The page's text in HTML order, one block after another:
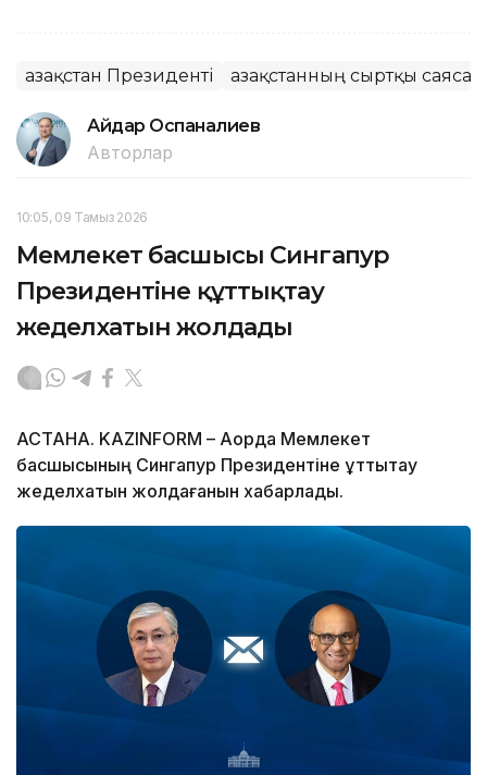
Қазақстан Президенті Қазақстанның сыртқы
Айдар Оспаналиев
Авторлар
10:05, 09 Тамыз 2026
Мемлекет басшысы Сингапур
Президентіне құттықтау
жеделхатын жолдады
АСТАНА. KAZINFORM – Ақорда Мемлекет
басшысының Сингапур Президентіне құттықтау
жеделхатын жолдағанын хабарлады.